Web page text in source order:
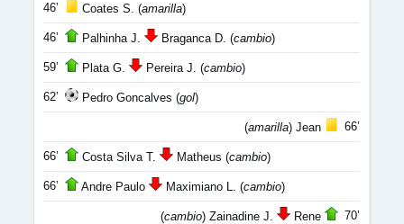
46’ Coates S. (amarilla)
46’ Palhinha J. Braganca D. (cambio)
59’ Plata G. Pereira J. (cambio)
62’ Pedro Goncalves (gol)
(amarilla) Jean 66’
66’ Costa Silva T. Matheus (cambio)
66’ Andre Paulo Maximiano L. (cambio)
(cambio) Zainadine J. Rene 70’